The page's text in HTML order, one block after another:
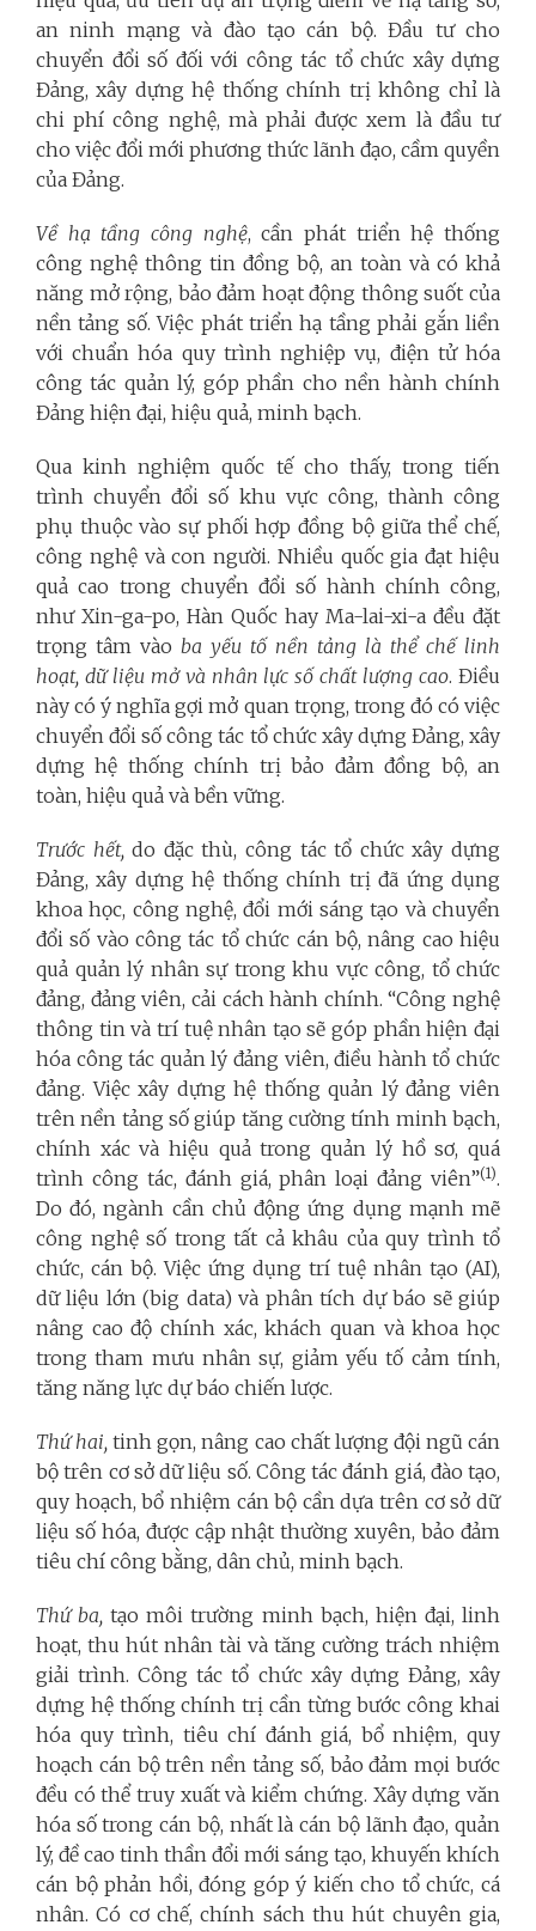
an ninh mạng và đào tạo cán bộ. Đầu tư cho
chuyển đổi số đối với công tác tổ chức xây dựng
Đảng, xây dựng hệ thống chính trị không chỉ là
chi phí công nghệ, mà phải được xem là đầu tư
cho việc đổi mới phương thức lãnh đạo, cầm quyền
của Đảng.
Về hạ tầng công nghệ, cần phát triển hệ thống
công nghệ thông tin đồng bộ, an toàn và có khả
năng mở rộng, bảo đảm hoạt động thông suốt của
nền tảng số. Việc phát triển hạ tầng phải gắn liền
với chuẩn hóa quy trình nghiệp vụ, điện tử hóa
công tác quản lý, góp phần cho nền hành chính
Đảng hiện đại, hiệu quả, minh bạch.
Qua kinh nghiệm quốc tế cho thấy, trong tiến
trình chuyển đổi số khu vực công, thành công
phụ thuộc vào sự phối hợp đồng bộ giữa thể chế,
công nghệ và con người. Nhiều quốc gia đạt hiệu
quả cao trong chuyển đổi số hành chính công,
như Xin-ga-po, Hàn Quốc hay Ma-lai-xi-a đều đặt
trọng tâm vào ba yếu tố nền tảng là thể chế linh
hoạt, dữ liệu mở và nhân lực số chất lượng cao. Điều
này có ý nghĩa gợi mở quan trọng, trong đó có việc
chuyển đổi số công tác tổ chức xây dựng Đảng, xây
dựng hệ thống chính trị bảo đảm đồng bộ, an
toàn, hiệu quả và bền vững.
Trước hết,do đặc thù, công tác tổ chức xây dựng
Đảng, xây dựng hệ thống chính trị đã ứng dụng
khoa học, công nghệ, đổi mới sáng tạo và chuyển
đổi số vào công tác tổ chức cán bộ, nâng cao hiệu
quả quản lý nhân sự trong khu vực công, tổ chức
đảng, đảng viên, cải cách hành chính. “Công nghệ
thông tin và trí tuệ nhân tạo sẽ góp phần hiện đại
hóa công tác quản lý đảng viên, điều hành tổ chức
đảng. Việc xây dựng hệ thống quản lý đảng viên
trên nền tảng số giúp tăng cường tính minh bạch,
chính xác và hiệu quả trong quản lý hồ sơ, quá
trình công tác, đánh giá, phân loại đảng viên”(1).
Do đó, ngành cần chủ động ứng dụng mạnh mẽ
công nghệ số trong tất cả khâu của quy trình tổ
chức, cán bộ. Việc ứng dụng trí tuệ nhân tạo (AI),
dữ liệu lớn (big data) và phân tích dự báo sẽ giúp
nâng cao độ chính xác, khách quan và khoa học
trong tham mưu nhân sự, giảm yếu tố cảm tính,
tăng năng lực dự báo chiến lược.
Thứ hai, tinh gọn, nâng cao chất lượng đội ngũ cán
bộ trên cơ sở dữ liệu số. Công tác đánh giá, đào tạo,
quy hoạch, bổ nhiệm cán bộ cần dựa trên cơ sở dữ
liệu số hóa, được cập nhật thường xuyên, bảo đảm
tiêu chí công bằng, dân chủ, minh bạch.
Thứ ba, tạo môi trường minh bạch, hiện đại, linh
hoạt, thu hút nhân tài và tăng cường trách nhiệm
giải trình. Công tác tổ chức xây dựng Đảng, xây
dựng hệ thống chính trị cần từng bước công khai
hóa quy trình, tiêu chí đánh giá, bổ nhiệm, quy
hoạch cán bộ trên nền tảng số, bảo đảm mọi bước
đều có thể truy xuất và kiểm chứng. Xây dựng văn
hóa số trong cán bộ, nhất là cán bộ lãnh đạo, quản
lý, đề cao tinh thần đổi mới sáng tạo, khuyến khích
cán bộ phản hồi, đóng góp ý kiến cho tổ chức, cá
nhân. Có cơ chế, chính sách thu hút chuyên gia,